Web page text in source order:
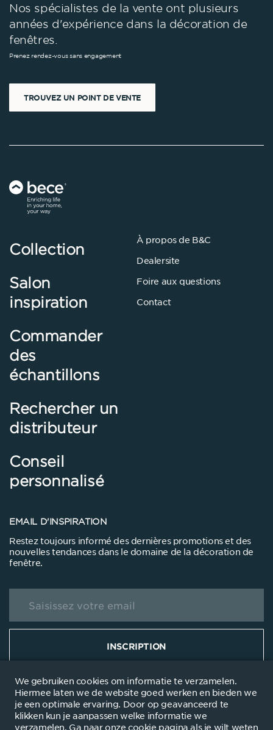
We gebruiken cookies om informatie te verzamelen.
Hiermee laten we de website goed werken en bieden we
je een optimale ervaring. Door op geavanceerd te
klikken kun je aanpassen welke informatie we
verzamelen. Ga naar onzecookie pagina als je wilt weten
Nos spécialistes de la vente ont plusieurs
années d'expérience dans la décoration de
fenêtres.
Prenez rendez-vous sans engagement
TROUVEZ UN POINT DE VENTE
À propos de B&C
Dealersite
Foire aux questions
Contact
Collection
Salon
inspiration
Commander
des
échantillons
Rechercher un
distributeur
Conseil
personnalisé
EMAIL D'INSPIRATION
Restez toujours informé des dernières promotions et des
nouvelles tendances dans le domaine de la décoration de
fenêtre.
INSCRIPTION
© 2021Mentions légales Déclaration de confidentialité
Utilisation des